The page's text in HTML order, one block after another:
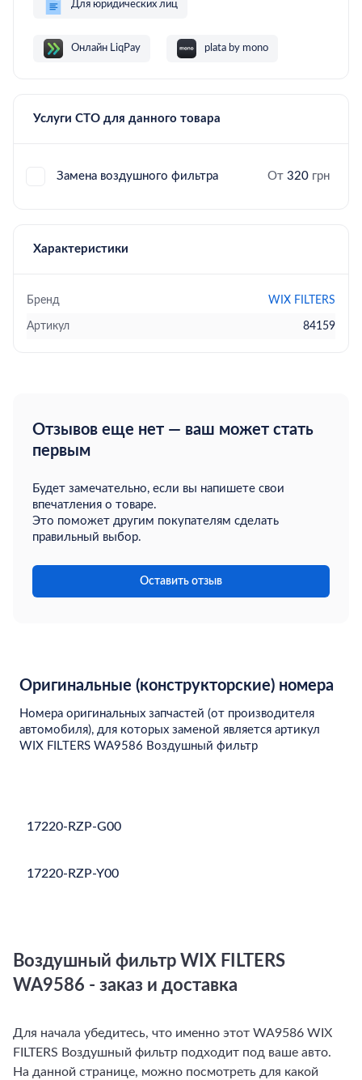
Услуги СТО для данного товара
Замена воздушного фильтра От320 грн
Для юридических лиц
Онлайн LiqPay plata by mono
Характеристики
Бренд WIX FILTERS
Артикул 84159
Отзывов еще нет — ваш может стать
первым
Будет замечательно, если вы напишете свои
впечатления о товаре.
Это поможет другим покупателям сделать
правильный выбор.
Оставить отзыв
Оригинальные (конструкторские) номера
Номера оригинальных запчастей (от производителя
автомобиля), для которых заменой является артикул
WIX FILTERS WA9586 Воздушный фильтр
17220-RZP-G00
17220-RZP-Y00
Воздушный фильтр WIX FILTERS
WA9586 - заказ и доставка
Для начала убедитесь, что именно этот WA9586 WIX
FILTERS Воздушный фильтр подходит под ваше авто.
На данной странице, можно посмотреть для какой